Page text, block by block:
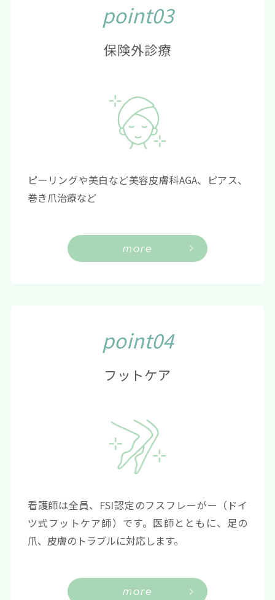
point03
保険外診療
ピーリングや美白など美容皮膚科AGA、ピアス、
巻き爪治療など
more
point04
フットケア
看護師は全員、FSI認定のフスフレーがー（ドイ
ツ式フットケア師）です。医師とともに、足の
爪、皮膚のトラブルに対応します。
more